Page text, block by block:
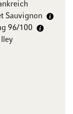
Sauvignon
96/100